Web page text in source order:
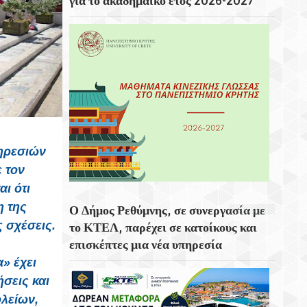
τον
ότι
της
σχέσεις.
έχει
και
Ολονύκτια Ιερά Αγρυπνία Επί Τη Μνήμη
Του Οσίου Ιωσήφ Του Γεροντογιάννη Στην
Ιερά Μονή Καψά Σητείας
Εγκαινιάστηκε Το Ποδηλατοδρόμιο
Χανίων
Η Ραβέννα Στην Περιοχή Της Εμίλια-
Ρομάνια
Ο Δήμος Ρεθύμνης, σε συνεργασία με
το ΚΤΕΛ, παρέχει σε κατοίκους και
επισκέπτες μια νέα υπηρεσία